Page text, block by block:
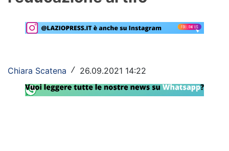
Primavera
Lazio Women
Rassegna Lazio
Chiara Scatena / 26.09.2021 14:22